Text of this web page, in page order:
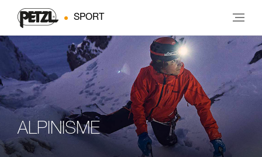
SPORT
ALPINISME